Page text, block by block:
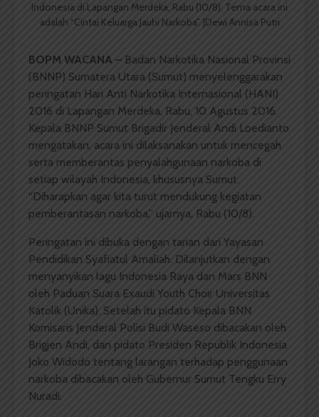
Indonesia di Lapangan Merdeka, Rabu (10/8). Tema acara ini
adalah “Cintai Keluarga Jauhi Narkoba”. |Dewi Annisa Putri
BOPM WACANA – Badan Narkotika Nasional Provinsi
(BNNP) Sumatera Utara (Sumut) menyelenggarakan
peringatan Hari Anti Narkotika Internasional (HANI)
2016 di Lapangan Merdeka, Rabu, 10 Agustus 2016.
Kepala BNNP Sumut Brigadir Jenderal Andi Loedianto
mengatakan, acara ini dilaksanakan untuk mencegah
serta memberantas penyalahgunaan narkoba di
setiap wilayah Indonesia, khususnya Sumut.
“Diharapkan agar kita turut mendukung kegiatan
pemberantasan narkoba,” ujarnya, Rabu (10/8).
Peringatan ini dibuka dengan tarian dari Yayasan
Pendidikan Syafiatul Amaliah. Dilanjutkan dengan
menyanyikan lagu Indonesia Raya dan Mars BNN
oleh Paduan Suara Exaudi Youth Choir Universitas
Katolik (Unika). Setelah itu pidato Kepala BNN
Komisaris Jenderal Polisi Budi Waseso dibacakan oleh
Brigjen Andi, dan pidato Presiden Republik Indonesia
Joko Widodo tentang larangan terhadap penggunaan
narkoba dibacakan oleh Gubernur Sumut Tengku Erry
Nuradi.